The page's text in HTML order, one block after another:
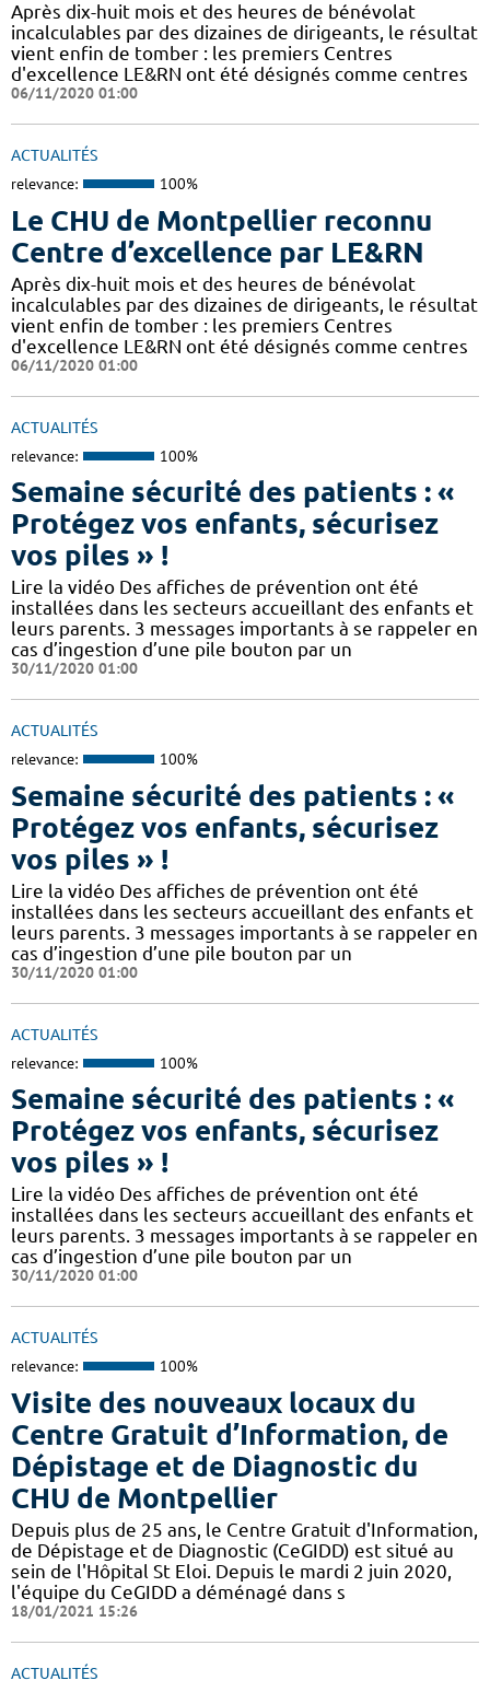
Après dix-huit mois et des heures de bénévolat
incalculables par des dizaines de dirigeants, le résultat
vient enfin de tomber : les premiers Centres
d'excellence LE&RN ont été désignés comme centres
06/11/2020 01:00
ACTUALITÉS
relevance: 100%
Le CHU de Montpellier reconnu
Centre d’excellence par LE&RN
Après dix-huit mois et des heures de bénévolat
incalculables par des dizaines de dirigeants, le résultat
vient enfin de tomber : les premiers Centres
d'excellence LE&RN ont été désignés comme centres
06/11/2020 01:00
ACTUALITÉS
relevance: 100%
Semaine sécurité des patients : «
Protégez vos enfants, sécurisez
vos piles » !
Lire la vidéo Des affiches de prévention ont été
installées dans les secteurs accueillant des enfants et
leurs parents. 3 messages importants à se rappeler en
cas d’ingestion d’une pile bouton par un
30/11/2020 01:00
ACTUALITÉS
relevance: 100%
Semaine sécurité des patients : «
Protégez vos enfants, sécurisez
vos piles » !
Lire la vidéo Des affiches de prévention ont été
installées dans les secteurs accueillant des enfants et
leurs parents. 3 messages importants à se rappeler en
cas d’ingestion d’une pile bouton par un
30/11/2020 01:00
ACTUALITÉS
relevance: 100%
Semaine sécurité des patients : «
Protégez vos enfants, sécurisez
vos piles » !
Lire la vidéo Des affiches de prévention ont été
installées dans les secteurs accueillant des enfants et
leurs parents. 3 messages importants à se rappeler en
cas d’ingestion d’une pile bouton par un
30/11/2020 01:00
ACTUALITÉS
relevance: 100%
Visite des nouveaux locaux du
Centre Gratuit d’Information, de
Dépistage et de Diagnostic du
CHU de Montpellier
Depuis plus de 25 ans, le Centre Gratuit d'Information,
de Dépistage et de Diagnostic (CeGIDD) est situé au
sein de l'Hôpital St Eloi. Depuis le mardi 2 juin 2020,
l'équipe du CeGIDD a déménagé dans s
18/01/2021 15:26
ACTUALITÉS